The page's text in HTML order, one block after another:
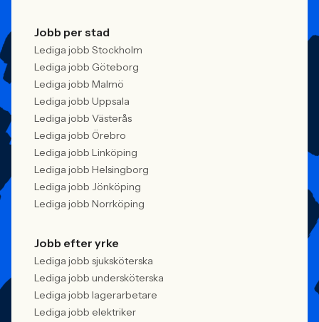
Jobb per stad
Lediga jobb Stockholm
Lediga jobb Göteborg
Lediga jobb Malmö
Lediga jobb Uppsala
Lediga jobb Västerås
Lediga jobb Örebro
Lediga jobb Linköping
Lediga jobb Helsingborg
Lediga jobb Jönköping
Lediga jobb Norrköping
Jobb efter yrke
Lediga jobb sjuksköterska
Lediga jobb undersköterska
Lediga jobb lagerarbetare
Lediga jobb elektriker